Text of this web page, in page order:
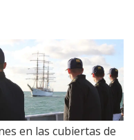
en las cubiertas de